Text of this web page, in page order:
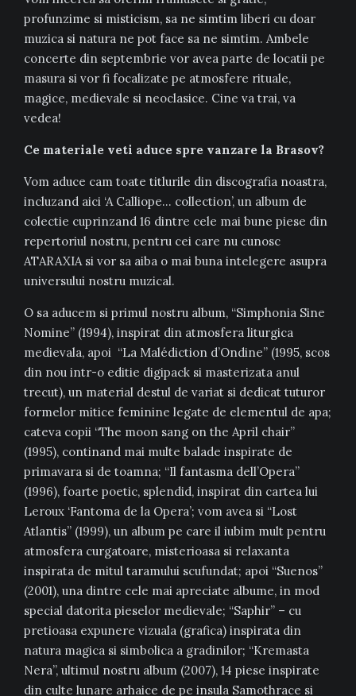
profunzime si misticism, sa ne simtim liberi cu doar
muzica si natura ne pot face sa ne simtim. Ambele
concerte din septembrie vor avea parte de locatii pe
masura si vor fi focalizate pe atmosfere rituale,
magice, medievale si neoclasice. Cine va trai, va
vedea!
Ce materiale veti aduce spre vanzare la Brasov?
Vom aduce cam toate titlurile din discografia noastra,
incluzand aici ‘A Calliope… collection’, un album de
colectie cuprinzand 16 dintre cele mai bune piese din
repertoriul nostru, pentru cei care nu cunosc
ATARAXIA si vor sa aiba o mai buna intelegere asupra
universului nostru muzical.
O sa aducem si primul nostru album, “Simphonia Sine
Nomine” (1994), inspirat din atmosfera liturgica
medievala, apoi “La Malédiction d’Ondine” (1995, scos
din nou intr-o editie digipack si masterizata anul
trecut), un material destul de variat si dedicat tuturor
formelor mitice feminine legate de elementul de apa;
cateva copii “The moon sang on the April chair”
(1995), continand mai multe balade inspirate de
primavara si de toamna; “Il fantasma dell’Opera”
(1996), foarte poetic, splendid, inspirat din cartea lui
Leroux ‘Fantoma de la Opera’; vom avea si “Lost
Atlantis” (1999), un album pe care il iubim mult pentru
atmosfera curgatoare, misterioasa si relaxanta
inspirata de mitul taramului scufundat; apoi “Suenos”
(2001), una dintre cele mai apreciate albume, in mod
special datorita pieselor medievale; “Saphir” – cu
pretioasa expunere vizuala (grafica) inspirata din
natura magica si simbolica a gradinilor; “Kremasta
Nera”, ultimul nostru album (2007), 14 piese inspirate
din culte lunare arhaice de pe insula Samothrace si